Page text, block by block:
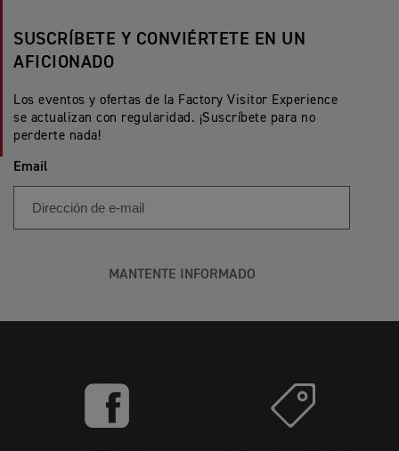
SUSCRÍBETE Y CONVIÉRTETE EN UN
AFICIONADO
Los eventos y ofertas de la Factory Visitor Experience
se actualizan con regularidad. ¡Suscríbete para no
perderte nada!
Email
MANTENTE INFORMADO